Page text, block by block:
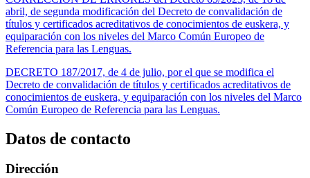
abril, de segunda modificación del Decreto de convalidación de
títulos y certificados acreditativos de conocimientos de euskera, y
equiparación con los niveles del Marco Común Europeo de
Referencia para las Lenguas.
DECRETO 187/2017, de 4 de julio, por el que se modifica el
Decreto de convalidación de títulos y certificados acreditativos de
conocimientos de euskera, y equiparación con los niveles del Marco
Común Europeo de Referencia para las Lenguas.
Datos de contacto
Dirección